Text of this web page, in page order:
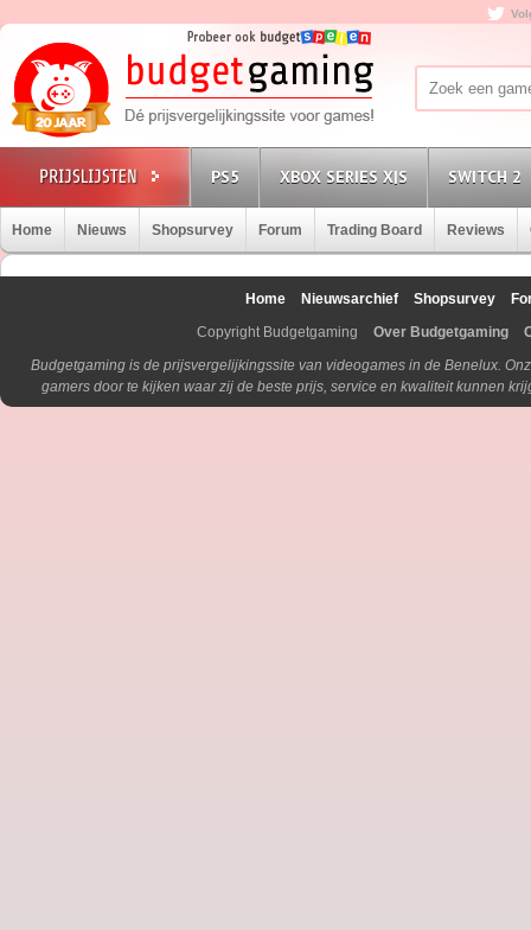
PS5 XBOX SERIES X|S SWITCH 2
Home Nieuws Shopsurvey Forum Trading Board Reviews
Home Nieuwsarchief Shopsurvey
Copyright Budgetgaming
Over Budgetgaming
Budgetgaming is de prijsvergelijkingssite van videogames in de Benelux.
gamers door te kijken waar zij de beste prijs, service en kwaliteit kunnen